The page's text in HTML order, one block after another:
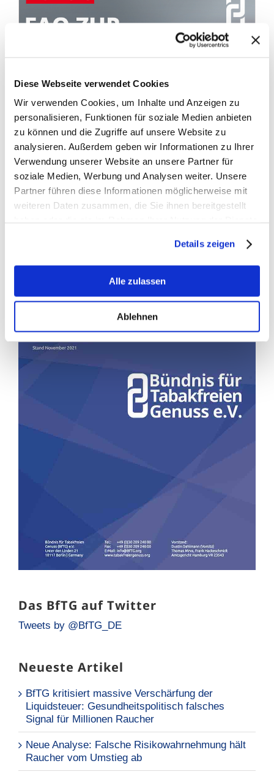
Diese Webseite verwendet Cookies
Wir verwenden Cookies, um Inhalte und Anzeigen zu
personalisieren, Funktionen für soziale Medien anbieten
zu können und die Zugriffe auf unsere Website zu
analysieren. Außerdem geben wir Informationen zu Ihrer
Verwendung unserer Website an unsere Partner für
soziale Medien, Werbung und Analysen weiter. Unsere
Partner führen diese Informationen möglicherweise mit
weiteren Daten zusammen, die Sie ihnen bereitgestellt
Details zeigen
Alle zulassen
Ablehnen
Das BfTG auf Twitter
Tweets by @BfTG_DE
Neueste Artikel
BfTG kritisiert massive Verschärfung der
Liquidsteuer: Gesundheitspolitisch falsches
Signal für Millionen Raucher
Neue Analyse: Falsche Risikowahrnehmung hält
Raucher vom Umstieg ab